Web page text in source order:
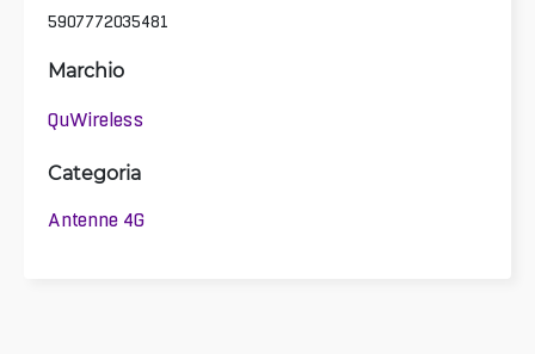
5907772035481
Marchio
QuWireless
Categoria
Antenne 4G